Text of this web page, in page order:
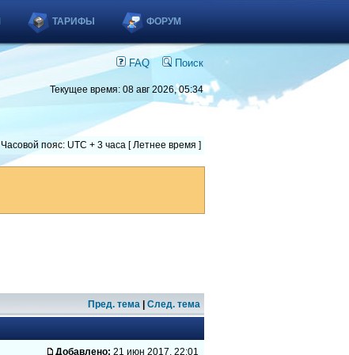
ТАРИФЫ ФОРУМ
FAQ Поиск
Текущее время: 08 авг 2026, 05:34
Часовой пояс: UTC + 3 часа [ Летнее время ]
Пред. тема След. тема
Добавлено: 21 июн 2017, 22:01